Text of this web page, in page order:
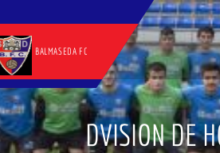
BALMASEDA FC
DVISION DE